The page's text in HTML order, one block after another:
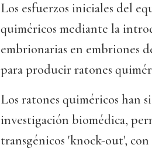
Los esfuerzos iniciales del
quiméricos mediante la
embrionarias en embriones
para producir ratones
Los ratones quiméricos han
investigación biomédica,
transgénicos 'knock-out', con